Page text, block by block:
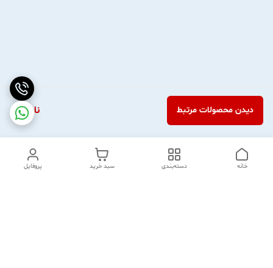
ناموجود دیدن محصولات مرتبط
پروفایل سبد خرید دسته‌بندی خانه